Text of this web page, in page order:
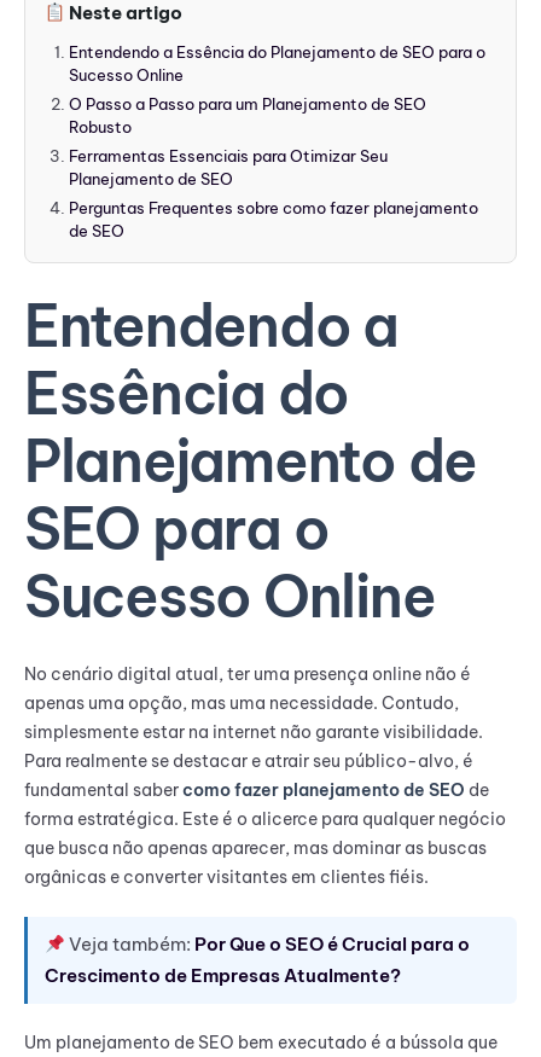
Neste artigo
Entendendo a Essência do Planejamento de SEO para o
Sucesso Online
O Passo a Passo para um Planejamento de SEO
Robusto
Ferramentas Essenciais para Otimizar Seu
Planejamento de SEO
Perguntas Frequentes sobre como fazer planejamento
de SEO
Entendendo a
Essência do
Planejamento de
SEO para o
Sucesso Online
No cenário digital atual, ter uma presença online não é
apenas uma opção, mas uma necessidade. Contudo,
simplesmente estar na internet não garante visibilidade.
Para realmente se destacar e atrair seu público-alvo, é
fundamental sabercomo fazer planejamento de SEO de
forma estratégica. Este é o alicerce para qualquer negócio
que busca não apenas aparecer, mas dominar as buscas
orgânicas e converter visitantes em clientes fiéis.
Veja também: Por Que o SEO é Crucial para o
Crescimento de Empresas Atualmente?
Um planejamento de SEO bem executado é a bússola que